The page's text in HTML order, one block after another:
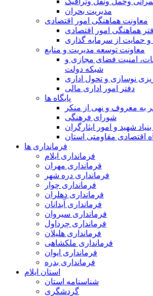
مدیریت بحران
معاونت هماهنگی امور اقتصادی
هماهنگی امور اقتصادی
حمایت از سرمایه گذاری
معاونت توسعه مدیریت و منابع
امنیت فضای مجازی و
شبکه دولت
نوسازی و تحول اداری
دفتر امور اداری مالی
پایگاه ها
به معروف و نهی از منکر
شورای فرهنگی
بنیاد شهید و امور ایثارگران
اقتصادی مقاومتی استان
فرمانداری ها
فرمانداری ایلام
فرمانداری مهران
فرمانداری دره شهر
فرمانداری چوار
فرمانداری دهلران
فرمانداری آبدانان
فرمانداری سیروان
فرمانداری چرداول
فرمانداری هلیلان
فرمانداری ملکشاهی
فرمانداری ایوان
فرمانداری بدره
استان ایلام
شناسنامه استان
گردشگری